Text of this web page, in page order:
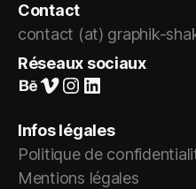
Contact
contact (at) graphik-
Réseaux sociaux
Suivez-nous sur Behance
Vimeo
Instagram
LinkedIn
Infos légales
Politique de
Mentions légales